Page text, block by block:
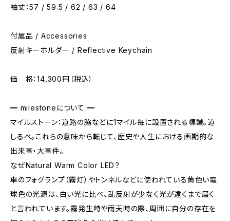
袖丈：57 / 59.5 / 62 / 63 / 64
付属品 / Accessories
反射キーホルダー / Reflective Keychain
価 格：14,300円（税込）
━ milestoneについて ━
マイルストーン：道路の脇などに1マイル毎に設置される標識。道
しるべ。これらの意味から転じて、歴史や人生における画期的な
出来事・大事件。
なぜNatural Warm Color LED？
車のフォグランプ（霧灯）やトンネルなどに使われている黄色い電
球色の光源は、白い光に比べ、乱反射が少なく光が遠くまで届く
と言われています。霧発生時や雨天時の際、周囲に自分の存在を